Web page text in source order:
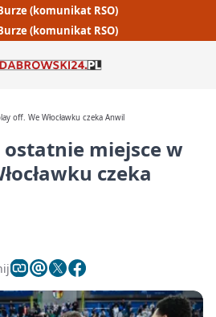
(komunikat RSO)
(komunikat RSO)
off. We Włocławku czeka Anwil
ostatnie miejsce w
czeka